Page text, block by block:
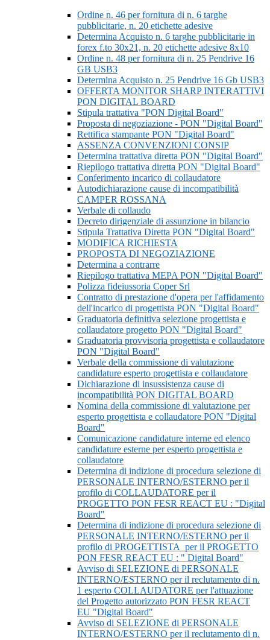
Ordine n. 46 per fornitura di n. 6 targhe
pubblicitarie, n. 20 etichette adesive
Determina Acquisto n. 6 targhe pubblicitarie in
forex f.to 30x21, n. 20 etichette adesive 8x10
Ordine n. 48 per fornitura di n. 25 Pendrive 16
GB USB3
Determina Acquisto n. 25 Pendrive 16 Gb USB3
OFFERTA MONITOR SHARP INTERATTIVI
PON DIGITAL BOARD
Stipula trattativa "PON Digital Board"
Proposta di negoziazione - PON "Digital Board"
Rettifica stampante PON "Digital Board"
ASSENZA CONVENZIONI CONSIP
Determina trattativa diretta PON "Digital Board"
Riepilogo trattativa diretta PON "Digital Board"
Conferimento incarico di collaudatore
Autodichiarazione cause di incompatibilità
CAMPER ROSSANA
Verbale di collaudo
Decreto dirigenziale di assunzione in bilancio
Stipula Trattativa Diretta PON "Digital Board"
MODIFICA RICHIESTA
PROPOSTA DI NEGOZIAZIONE
Determina a contrarre
Riepilogo trattativa MEPA PON "Digital Board"
Polizza fideiussoria Coper Srl
Contratto di prestazione d'opera per l'affidamento
dell'incarico di progettista PON "Digital Board"
Graduatoria definitiva selezione progettista e
collaudatore progetto PON "Digital Board"
Graduatoria provvisoria progettista e collaudatore
PON "Digital Board"
Verbale della commissione di valutazione
candidature esperto progettista e collaudatore
Dichiarazione di insussistenza cause di
incompatibilità PON DIGITAL BOARD
Nomina della commissione di valutazione per
esperto progettista e collaudatore PON "Digital
Board"
Comunicazione candidature interne ed elenco
candidature esterne per esperto progettista e
collaudatore
Determina di indizione di procedura selezione di
PERSONALE INTERNO/ESTERNO per il
profilo di COLLAUDATORE per il
PROGETTO PON FESR REACT EU : "Digital
Board"
Determina di indizione di procedura selezione di
PERSONALE INTERNO/ESTERNO per il
profilo di PROGETTISTA per il PROGETTO
PON FESR REACT EU : " Digital Board"
Avviso di SELEZIONE di PERSONALE
INTERNO/ESTERNO per il reclutamento di n.
1 esperto COLLAUDATORE per l'attuazione
del Progetto autorizzato PON FESR REACT
EU "Digital Board"
Avviso di SELEZIONE di PERSONALE
INTERNO/ESTERNO per il reclutamento di n.